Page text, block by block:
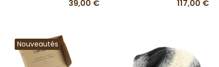
39,00 € 117,00 €
Nouveautés